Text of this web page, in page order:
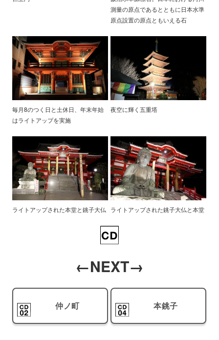
測量の原点であるとともに日本水準
原点設置の原点ともいえる石
毎月8のつく日と土休日、年末年始
はライトアップを実施
夜空に輝く五重塔
ライトアップされた本堂と銚子大仏 ライトアップされた銚子大仏と本堂
←NEXT→
仲ノ町 本銚子